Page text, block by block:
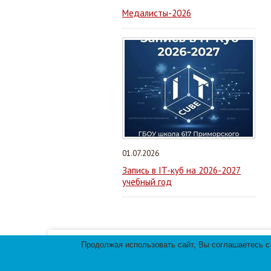
Медалисты-2026
01.07.2026
Запись в IT-куб на 2026-2027
учебный год
Продолжая использовать сайт, Вы соглашаетесь
Мы используем файлы cookies для